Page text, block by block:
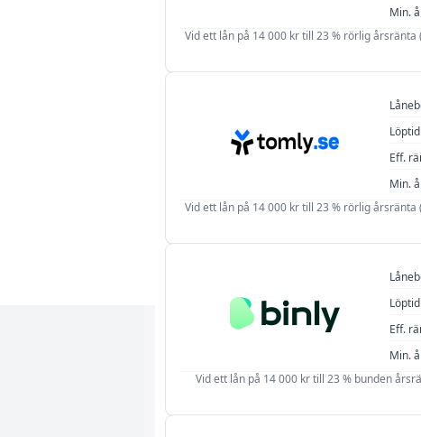
Min.
Vid ett lån på 14 000 kr till 23 % rörlig
Löptid
Eff.
Min.
Vid ett lån på 14 000 kr till 23 % rörlig
Löptid
Eff.
Min.
Vid ett lån på 14 000 kr till 23 % bunden